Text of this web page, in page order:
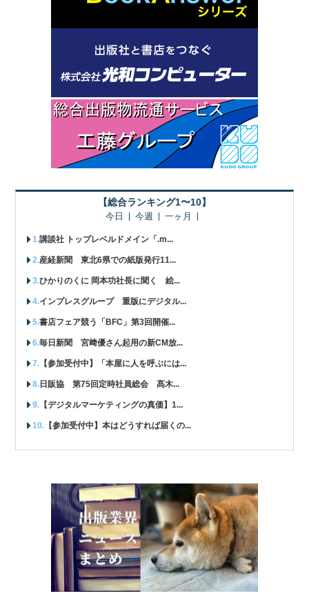
【総合ランキング1〜10】
今日 今週 一ヶ月
講談社 トップレベルドメイン「.m...
産経新聞 東北6県での紙版発行11...
ひかりのくに 岡本功社長に聞く 絵...
インプレスグループ 重版にデジタル...
書店フェア競う「BFC」第3回開催...
毎日新聞 宮﨑優さん起用の新CM放...
【参加受付中】「本屋に人を呼ぶには...
日販協 第75回定時社員総会 髙木...
【デジタルマーケティングの真価】1...
【参加受付中】本はどうすれば届くの...